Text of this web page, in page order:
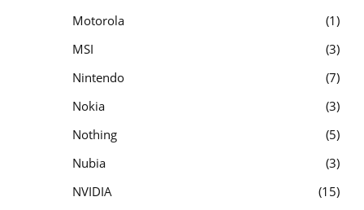
Motorola
1
MSI
3
Nintendo
7
Nokia
3
Nothing
5
Nubia
3
NVIDIA
15